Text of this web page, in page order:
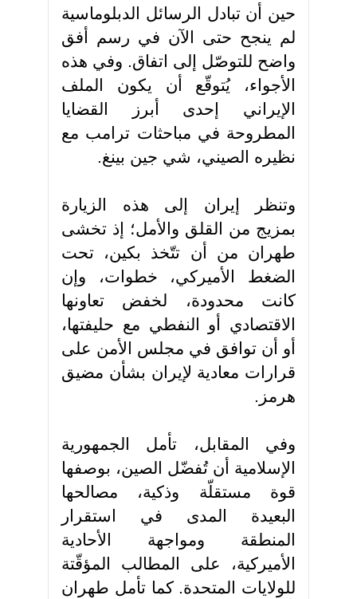
حين أن تبادل الرسائل الدبلوماسية
لم ينجح حتى الآن في رسم أفق
واضح للتوصّل إلى اتفاق. وفي هذه
الأجواء، يُتوقّع أن يكون الملف
الإيراني إحدى أبرز القضايا
المطروحة في مباحثات ترامب مع
نظيره الصيني، شي جين بينغ.
وتنظر إيران إلى هذه الزيارة
بمزيج من القلق والأمل؛ إذ تخشى
طهران من أن تتّخذ بكين، تحت
الضغط الأميركي، خطوات، وإن
كانت محدودة، لخفض تعاونها
الاقتصادي أو النفطي مع حليفتها،
أو أن توافق في مجلس الأمن على
قرارات معادية لإيران بشأن مضيق
هرمز.
وفي المقابل، تأمل الجمهورية
الإسلامية أن تُفضّل الصين، بوصفها
قوة مستقلّة وذكية، مصالحها
البعيدة المدى في استقرار
المنطقة ومواجهة الأحادية
الأميركية، على المطالب المؤقّتة
للولايات المتحدة. كما تأمل طهران